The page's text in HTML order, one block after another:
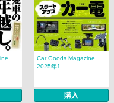
Car Goods Magazine
2025年1...
購入